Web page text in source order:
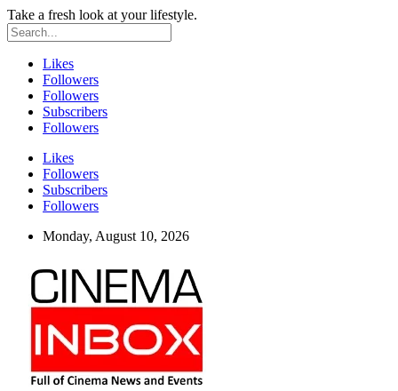
Take a fresh look at your lifestyle.
Likes
Followers
Followers
Subscribers
Followers
Likes
Followers
Subscribers
Followers
Monday, August 10, 2026